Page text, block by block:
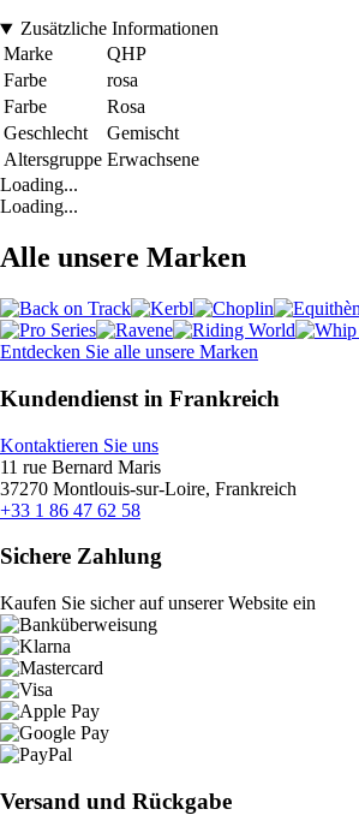
Zusätzliche Informationen
Marke
QHP
Farbe
rosa
Farbe
Rosa
Geschlecht
Gemischt
Altersgruppe Erwachsene
Loading...
Loading...
Alle unsere Marken
Entdecken Sie alle unsere Marken
Kundendienst in Frankreich
Kontaktieren Sie uns
11 rue Bernard Maris
37270 Montlouis-sur-Loire, Frankreich
+33 1 86 47 62 58
Sichere Zahlung
Kaufen Sie sicher auf unserer Website ein
Versand und Rückgabe